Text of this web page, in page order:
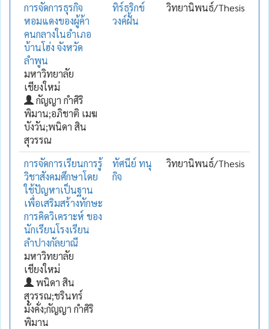
การจัดการธุรกิจ
หอมแดงของผู้ค้า
คนกลางในอำเภอ
บ้านโฮ่ง จังหวัด
ลำพูน
มหาวิทยาลัย
เชียงใหม่
กัญญา กำศิริ
พิมาน;อภิชาติ เมฆ
บังวัน;พนิดา สิน
สุวรรณ
ทิร์ธริกข์
วงค์ฝั้น
วิทยานิพนธ์/Thesis
การจัดการเรียนการรู้
วิชาสังคมศึกษาโดย
ใช้ปัญหาเป็นฐาน
เพื่อเสริมสร้างทักษะ
การคิดวิเคราะห์ ของ
นักเรียนโรงเรียน
ลำปางกัลยาณี
มหาวิทยาลัย
เชียงใหม่
พนิดา สิน
สุวรรณ;ชรินทร์
มั่งคั่ง;กัญญา กำศิริ
พิมาน
ทัศนีย์ ทนุ
กิจ
วิทยานิพนธ์/Thesis